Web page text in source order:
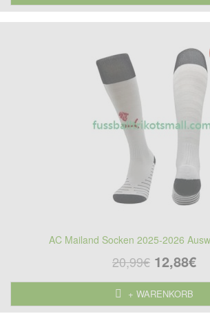
AC Mailand Socken 2025-2026
20,99€ 12,88€
+ WARENKORB